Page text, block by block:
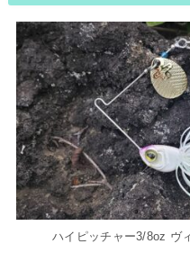
ハイピッチャー3/8oz ヴ